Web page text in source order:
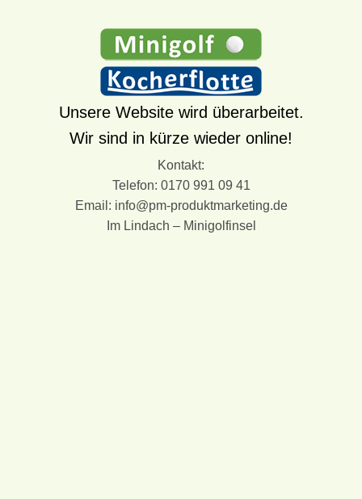
Unsere Website wird überarbeitet.
Wir sind in kürze wieder online!
Kontakt:
Telefon: 0170 991 09 41
Email: info@pm-produktmarketing.de
Im Lindach – Minigolfinsel